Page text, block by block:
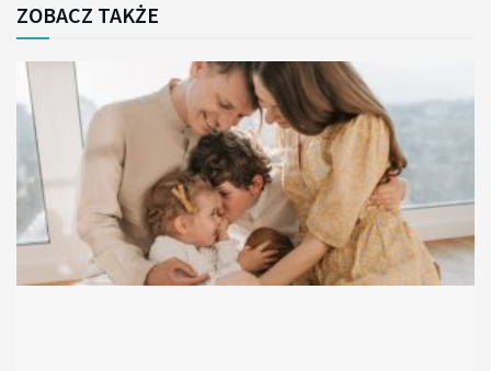
ZOBACZ TAKŻE